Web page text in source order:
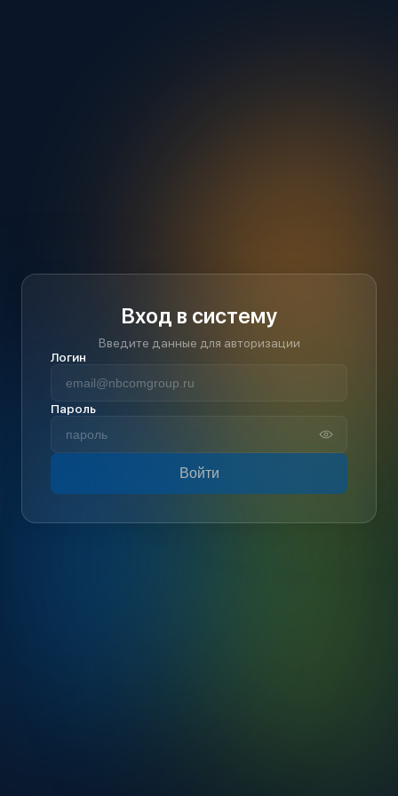
Вход в систему
Введите данные для авторизации
Логин
Пароль
Войти